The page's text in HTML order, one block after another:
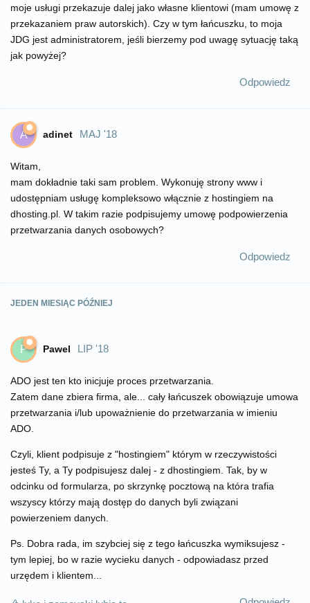
moje usługi przekazuje dalej jako własne klientowi (mam umowę z
przekazaniem praw autorskich). Czy w tym łańcuszku, to moja
JDG jest administratorem, jeśli bierzemy pod uwagę sytuację taką
jak powyżej?
Odpowiedz
A adinet MAJ '18
Witam,
mam dokładnie taki sam problem. Wykonuję strony www i
udostępniam usługę kompleksowo włącznie z hostingiem na
dhosting.pl. W takim razie podpisujemy umowę podpowierzenia
przetwarzania danych osobowych?
Odpowiedz
JEDEN MIESIĄC PÓŹNIEJ
P Pawel LIP '18
ADO jest ten kto inicjuje proces przetwarzania.
Zatem dane zbiera firma, ale... cały łańcuszek obowiązuje umowa
przetwarzania i/lub upoważnienie do przetwarzania w imieniu
ADO.
Czyli, klient podpisuje z "hostingiem" którym w rzeczywistości
jesteś Ty, a Ty podpisujesz dalej - z dhostingiem. Tak, by w
odcinku od formularza, po skrzynkę pocztową na która trafia
wszyscy którzy mają dostęp do danych byli związani
powierzeniem danych.
Ps. Dobra rada, im szybciej się z tego łańcuszka wymiksujesz -
tym lepiej, bo w razie wycieku danych - odpowiadasz przed
urzędem i klientem...